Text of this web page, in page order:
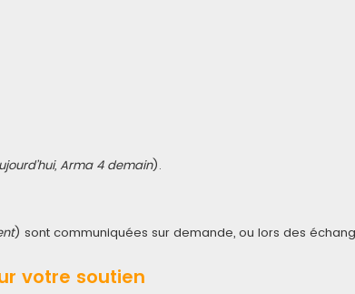
Arma 4 demain).
) sont communiquées sur demande, ou lors des
votre soutien